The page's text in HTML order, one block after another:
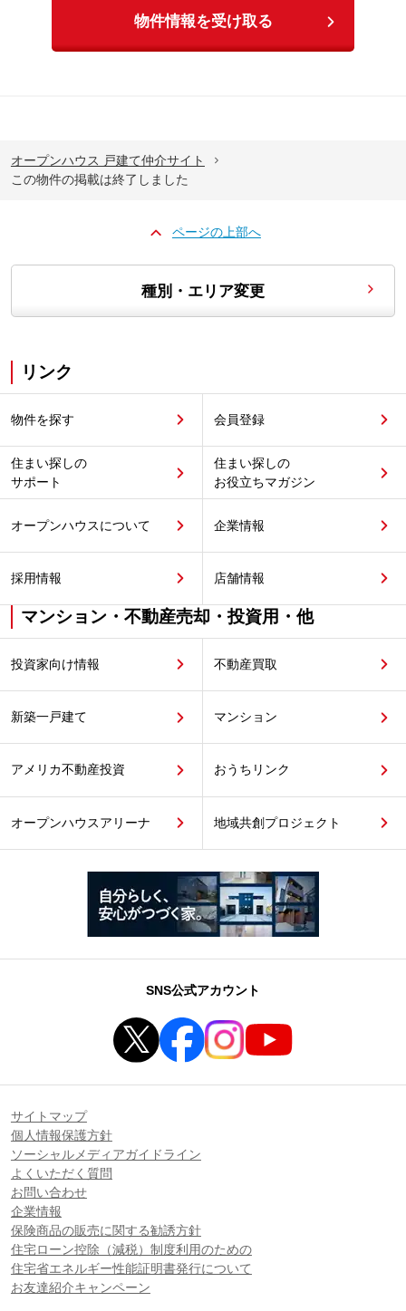
物件情報を受け取る
オープンハウス 戸建て仲介サイト
この物件の掲載は終了しました
ページの上部へ
種別・エリア変更
リンク
物件を探す 会員登録
住まい探しの
サポート
住まい探しの
お役立ちマガジン
オープンハウスについて 企業情報
採用情報 店舗情報
マンション・不動産売却・投資用・他
投資家向け情報 不動産買取
新築一戸建て マンション
アメリカ不動産投資 おうちリンク
オープンハウスアリーナ 地域共創プロジェクト
SNS公式アカウント
サイトマップ
個人情報保護方針
ソーシャルメディアガイドライン
よくいただく質問
お問い合わせ
企業情報
保険商品の販売に関する勧誘方針
住宅ローン控除（減税）制度利用のための
住宅省エネルギー性能証明書発行について
お友達紹介キャンペーン